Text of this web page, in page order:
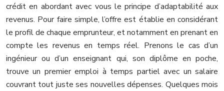
crédit en abordant avec vous le principe d’adaptabilité aux
revenus. Pour faire simple, l’offre est établie en considérant
le profil de chaque emprunteur, et notamment en prenant en
compte les revenus en temps réel. Prenons le cas d’un
ingénieur ou d’un enseignant qui, son diplôme en poche,
trouve un premier emploi à temps partiel avec un salaire
couvrant tout juste ses nouvelles dépenses. Quelques mois